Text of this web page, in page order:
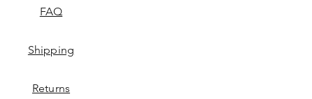
FAQ
Shipping
Returns